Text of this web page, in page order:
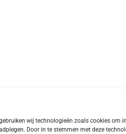
wij technologieën zoals cookies om
Door in te stemmen met deze